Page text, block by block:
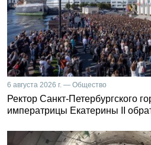
6 августа 2026 г. — Общество
Ректор Санкт-Петербургского
императрицы Екатерины II